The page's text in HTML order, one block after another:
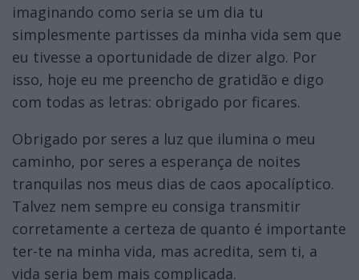
imaginando como seria se um dia tu
simplesmente partisses da minha vida sem que
eu tivesse a oportunidade de dizer algo. Por
isso, hoje eu me preencho de gratidão e digo
com todas as letras: obrigado por ficares.
Obrigado por seres a luz que ilumina o meu
caminho, por seres a esperança de noites
tranquilas nos meus dias de caos apocalíptico.
Talvez nem sempre eu consiga transmitir
corretamente a certeza de quanto é importante
ter-te na minha vida, mas acredita, sem ti, a
vida seria bem mais complicada.